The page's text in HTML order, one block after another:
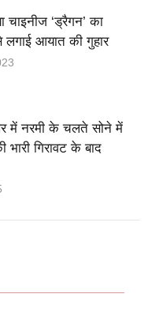
चाइनीज ‘ड्रैगन’ का
लगाई आयात की गुहार
में नरमी के चलते सोने में
गिरावट के बाद